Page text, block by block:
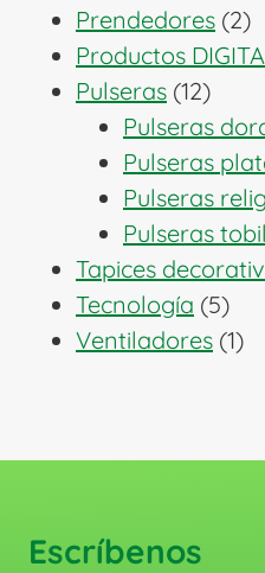
Prendedores 22
Productos
Pulseras 1212
Pulseras
Pulseras
Pulseras
Pulseras
Tapices
Tecnología 55
Ventiladores 11
Escríbenos